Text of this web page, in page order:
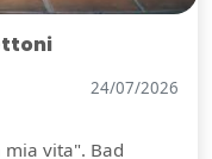
24/07/2026
vita". Bad